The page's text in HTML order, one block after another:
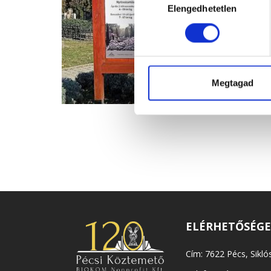
kiválasztásaElengedhetetlen
Megtagad
Cím: 7622 Pécs,